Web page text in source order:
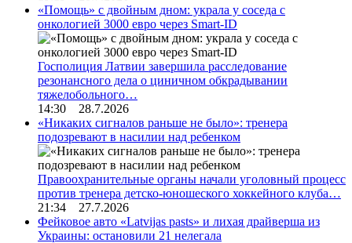
«Помощь» с двойным дном: украла у соседа с
онкологией 3000 евро через Smart-ID
Госполиция Латвии завершила расследование
резонансного дела о циничном обкрадывании
тяжелобольного…
14:30 28.7.2026
«Никаких сигналов раньше не было»: тренера
подозревают в насилии над ребенком
Правоохранительные органы начали уголовный процесс
против тренера детско-юношеского хоккейного клуба…
21:34 27.7.2026
Фейковое авто «Latvijas pasts» и лихая драйверша из
Украины: остановили 21 нелегала